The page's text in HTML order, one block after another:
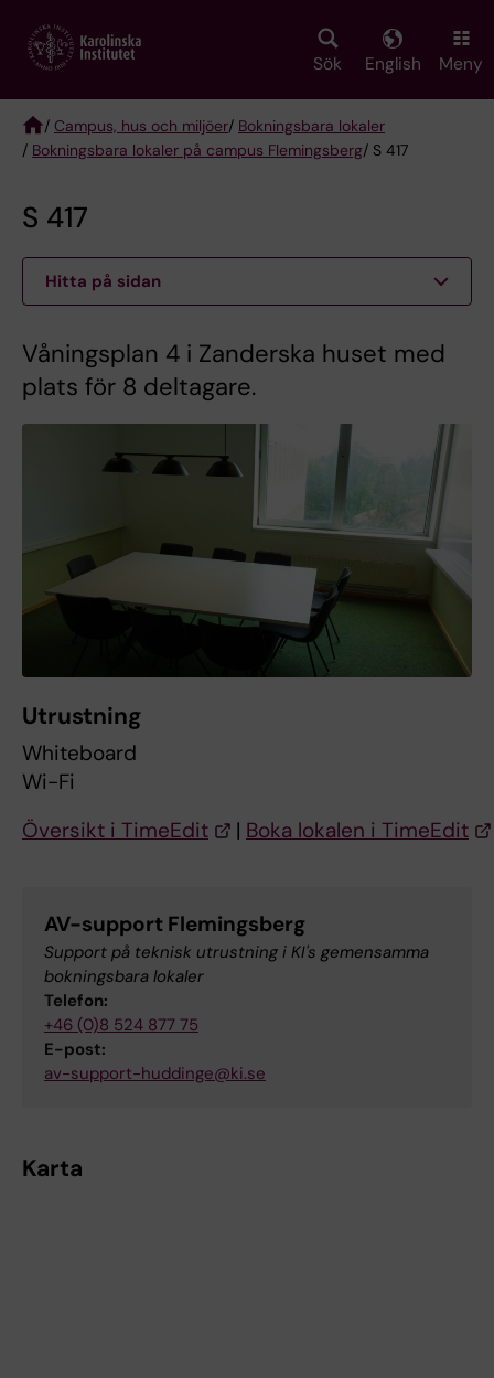
main
Sök English Meny
Breadcrumb
/ Campus, hus och miljöer/ Bokningsbara lokaler
/ Bokningsbara lokaler på campus Flemingsberg/ S 417
S 417
Hitta på sidan
Våningsplan 4 i Zanderska huset med
plats för 8 deltagare.
Utrustning
Whiteboard
Wi-Fi
Översikt i TimeEdit
| Boka lokalen i TimeEdit
AV-support Flemingsberg
Support på teknisk utrustning i KI's gemensamma
bokningsbara lokaler
Telefon:
+46 (0)8 524 877 75
E-post:
av-support-huddinge@ki.se
Karta